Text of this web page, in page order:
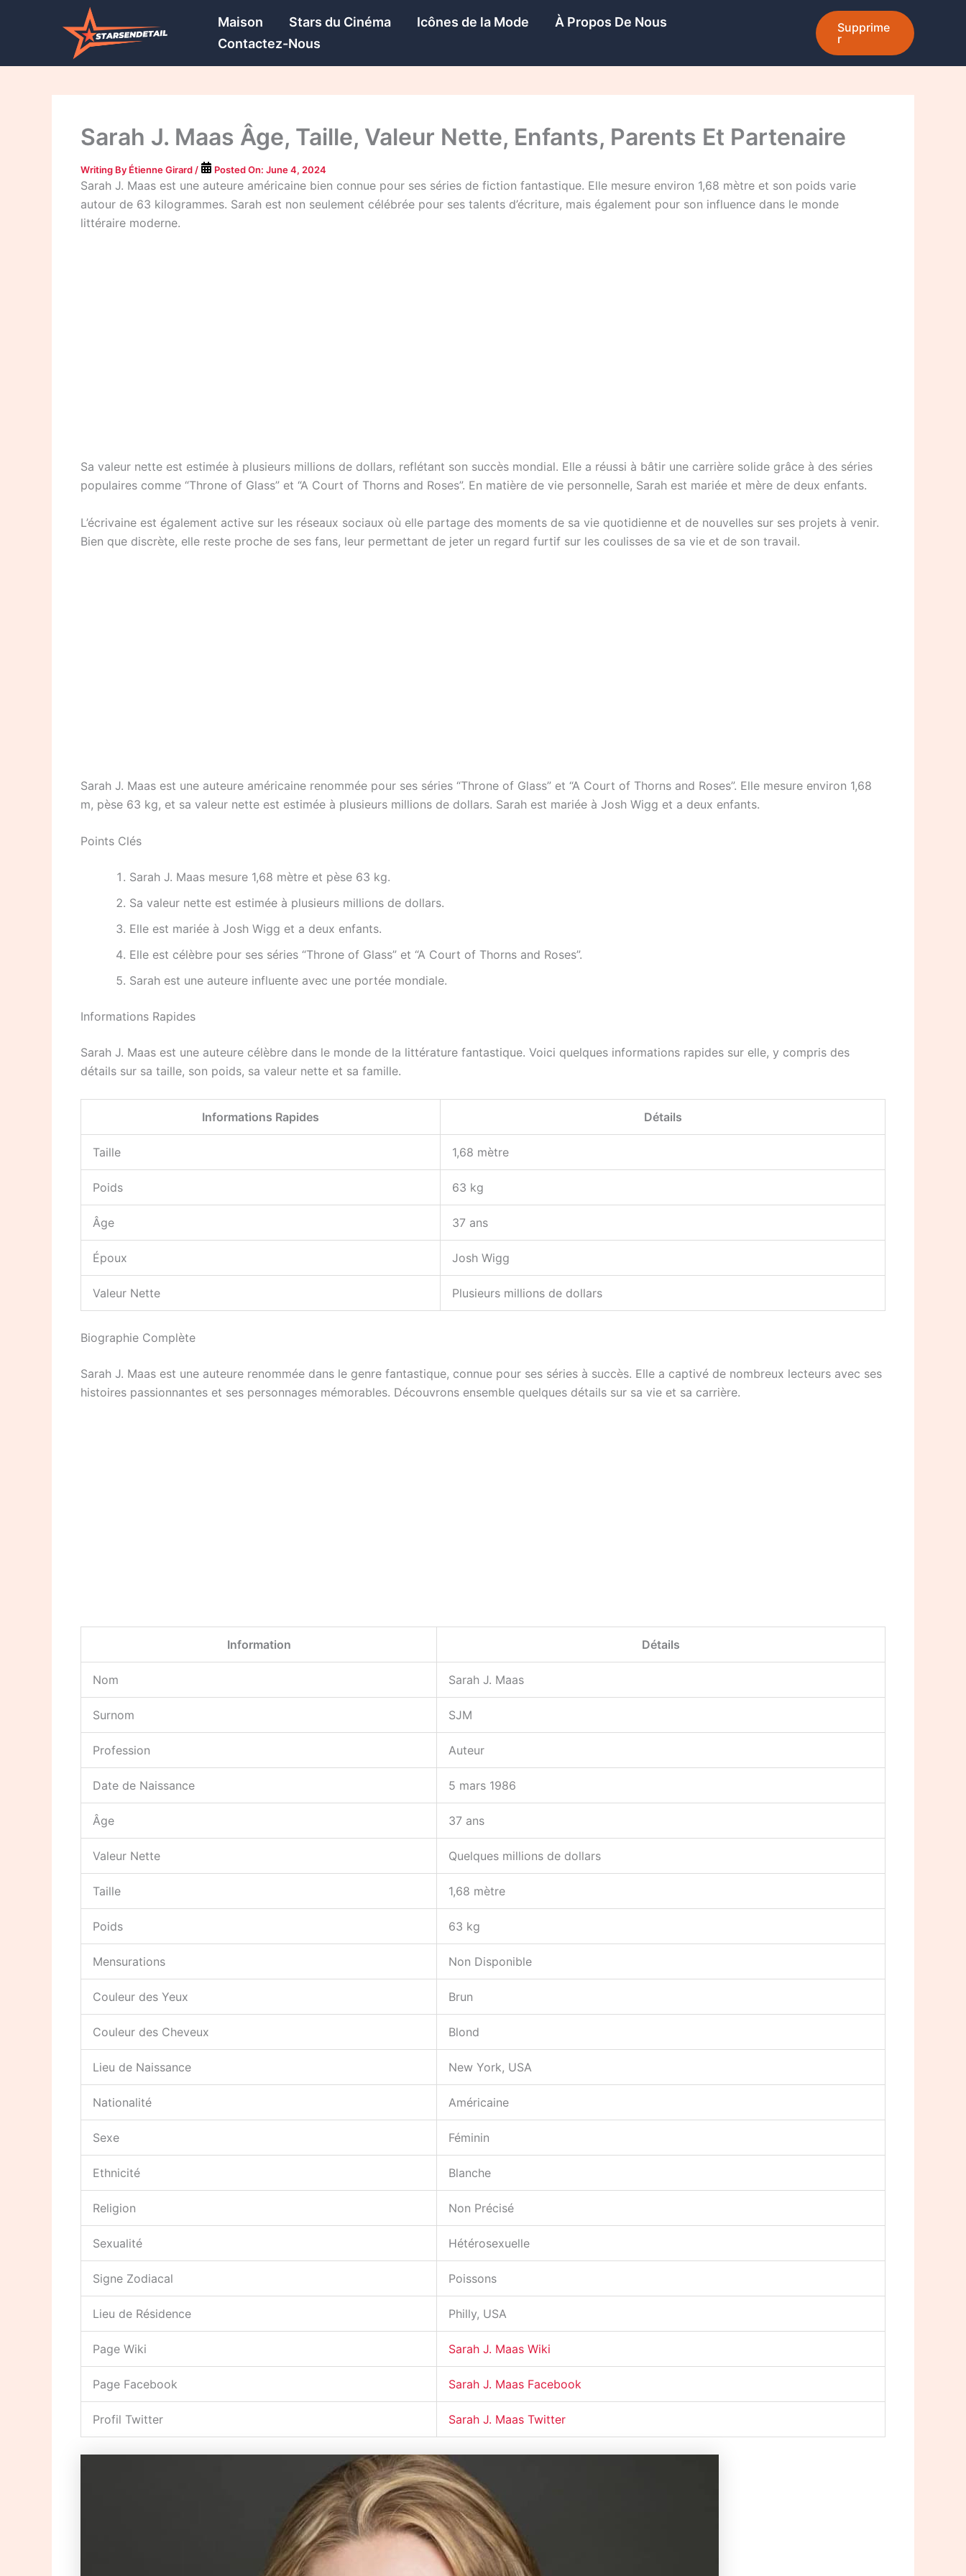
Maison Stars du Cinéma Icônes de la Mode
À Propos De Nous
Contactez-Nous
Supprime
r
Sarah J. Maas Âge, Taille, Valeur Nette, Enfants, Parents Et Partenaire
Writing By Étienne Girard / Posted On: June 4, 2024
Sarah J. Maas est une auteure américaine bien connue pour ses séries de fiction fantastique. Elle mesure environ 1,68 mètre et son poids varie
autour de 63 kilogrammes. Sarah est non seulement célébrée pour ses talents d’écriture, mais également pour son influence dans le monde
littéraire moderne.
Sa valeur nette est estimée à plusieurs millions de dollars, reflétant son succès mondial. Elle a réussi à bâtir une carrière solide grâce à des séries
populaires comme “Throne of Glass” et “A Court of Thorns and Roses”. En matière de vie personnelle, Sarah est mariée et mère de deux enfants.
L’écrivaine est également active sur les réseaux sociaux où elle partage des moments de sa vie quotidienne et de nouvelles sur ses projets à venir.
Bien que discrète, elle reste proche de ses fans, leur permettant de jeter un regard furtif sur les coulisses de sa vie et de son travail.
Sarah J. Maas est une auteure américaine renommée pour ses séries “Throne of Glass” et “A Court of Thorns and Roses”. Elle mesure environ 1,68
m, pèse 63 kg, et sa valeur nette est estimée à plusieurs millions de dollars. Sarah est mariée à Josh Wigg et a deux enfants.
Points Clés
Sarah J. Maas mesure 1,68 mètre et pèse 63 kg.
Sa valeur nette est estimée à plusieurs millions de dollars.
Elle est mariée à Josh Wigg et a deux enfants.
Elle est célèbre pour ses séries “Throne of Glass” et “A Court of Thorns and Roses”.
Sarah est une auteure influente avec une portée mondiale.
Informations Rapides
Sarah J. Maas est une auteure célèbre dans le monde de la littérature fantastique. Voici quelques informations rapides sur elle, y compris des
détails sur sa taille, son poids, sa valeur nette et sa famille.
Informations Rapides Détails
Taille 1,68 mètre
Poids 63 kg
Âge 37 ans
Époux Josh Wigg
Valeur Nette Plusieurs millions de dollars
Biographie Complète
Sarah J. Maas est une auteure renommée dans le genre fantastique, connue pour ses séries à succès. Elle a captivé de nombreux lecteurs avec ses
histoires passionnantes et ses personnages mémorables. Découvrons ensemble quelques détails sur sa vie et sa carrière.
Information Détails
Nom Sarah J. Maas
Surnom SJM
Profession Auteur
Date de Naissance 5 mars 1986
Âge 37 ans
Valeur Nette Quelques millions de dollars
Taille 1,68 mètre
Poids 63 kg
Mensurations Non Disponible
Couleur des Yeux Brun
Couleur des Cheveux Blond
Lieu de Naissance New York, USA
Nationalité Américaine
Sexe Féminin
Ethnicité Blanche
Religion Non Précisé
Sexualité Hétérosexuelle
Signe Zodiacal Poissons
Lieu de Résidence Philly, USA
Page Wiki Sarah J. Maas Wiki
Page Facebook Sarah J. Maas Facebook
Profil Twitter Sarah J. Maas Twitter